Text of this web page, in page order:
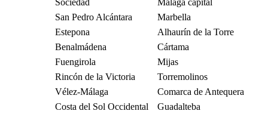
Sociedad
Málaga capital
San Pedro Alcántara
Marbella
Estepona
Alhaurín de la Torre
Benalmádena
Cártama
Fuengirola
Mijas
Rincón de la Victoria
Torremolinos
Vélez-Málaga
Comarca de Antequera
Costa del Sol Occidental
Guadalteba